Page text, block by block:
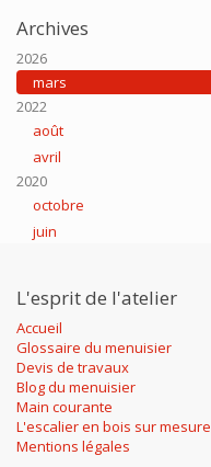
Archives
2026
mars
2022
août
avril
2020
octobre
juin
L'esprit de l'atelier
Accueil
Glossaire du menuisier
Devis de travaux
Blog du menuisier
Main courante
L'escalier en bois sur mesure
Mentions légales